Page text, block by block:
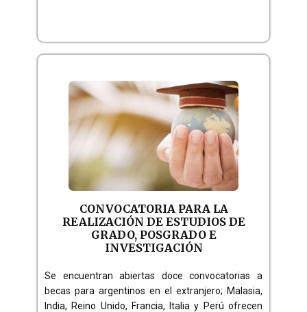
CONVOCATORIA PARA LA
REALIZACIÓN DE ESTUDIOS DE
GRADO, POSGRADO E
INVESTIGACIÓN
Se encuentran abiertas doce convocatorias a
becas para argentinos en el extranjero; Malasia,
India, Reino Unido, Francia, Italia y Perú ofrecen